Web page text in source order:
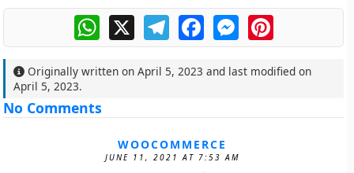
WhatsApp
X TelegramFacebookMessengerPinterest
Originally written onApril 5, 2023 and last modified on
April 5, 2023.
No Comments
WOOCOMMERCE
JUNE 11, 2021 AT 7:53 AM